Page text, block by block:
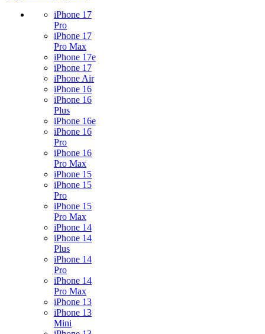
iPhone 17
Pro
iPhone 17
Pro Max
iPhone 17e
iPhone 17
iPhone Air
iPhone 16
iPhone 16
Plus
iPhone 16e
iPhone 16
Pro
iPhone 16
Pro Max
iPhone 15
iPhone 15
Pro
iPhone 15
Pro Max
iPhone 14
iPhone 14
Plus
iPhone 14
Pro
iPhone 14
Pro Max
iPhone 13
iPhone 13
Mini